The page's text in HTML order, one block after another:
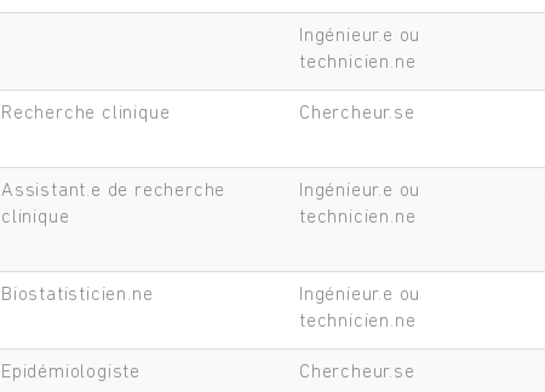
Ingénieur.e ou
technicien.ne
Recherche clinique
Chercheur.se
Assistant.e de recherche
clinique
Ingénieur.e ou
technicien.ne
Biostatisticien.ne
Ingénieur.e ou
technicien.ne
Epidémiologiste
Chercheur.se